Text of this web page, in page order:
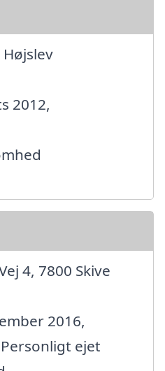
2012,
4, 7800 Skive
2016,
ejet